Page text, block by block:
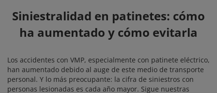
Siniestralidad en patinetes: cómo
ha aumentado y cómo evitarla
Los accidentes con VMP, especialmente con patinete eléctrico,
han aumentado debido al auge de este medio de transporte
personal. Y lo más preocupante: la cifra de siniestros con
personas lesionadas es cada año mayor. Sigue nuestras